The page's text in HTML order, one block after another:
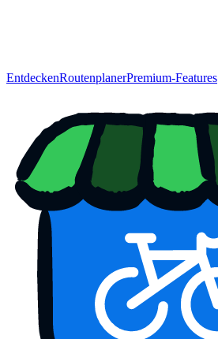
EntdeckenRoutenplanerPremium-Features